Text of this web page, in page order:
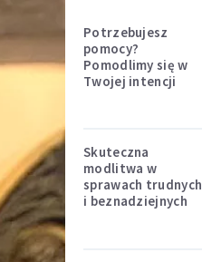
Potrzebujesz
pomocy?
Pomodlimy się w
Twojej intencji
Skuteczna
modlitwa w
sprawach trudnych
i beznadziejnych